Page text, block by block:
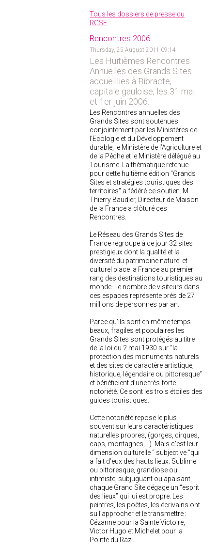
Tous les dossiers de presse du
RGSF
Rencontres 2006
Thursday, 25 August 2011 09:14
Les Huitièmes Rencontres
Annuelles des Grands Sites
accueillies à Bibracte,
capitale gauloise, les 31 mai
et 1er juin 2006.
Les Rencontres annuelles des
Grands Sites sont soutenues
conjointement par les Ministères de
l’Ecologie et du Développement
durable, le Ministère de l’Agriculture et
de la Pêche et le Ministère délégué au
Tourisme. La thématique retenue
pour cette huitième édition "Grands
Sites et stratégies touristiques des
territoires" a fédéré ce soutien. M.
Thierry Baudier, Directeur de Maison
de la France a clôturé ces
Rencontres.
Le Réseau des Grands Sites de
France regroupe à ce jour 32 sites
prestigieux dont la qualité et la
diversité du patrimoine naturel et
culturel place la France au premier
rang des destinations touristiques au
monde. Le nombre de visiteurs dans
ces espaces représente près de 27
millions de personnes par an.
Parce qu’ils sont en même temps
beaux, fragiles et populaires les
Grands Sites sont protégés au titre
de la loi du 2 mai 1930 sur “la
protection des monuments naturels
et des sites de caractère artistique,
historique, légendaire ou pittoresque”
et bénéficient d’une très forte
notoriété. Ce sont les trois étoiles des
guides touristiques.
Cette notoriété repose le plus
souvent sur leurs caractéristiques
naturelles propres, (gorges, cirques,
caps, montagnes,…). Mais c’est leur
dimension culturelle “ subjective ”qui
a fait d’eux des hauts lieux. Sublime
ou pittoresque, grandiose ou
intimiste, subjuguant ou apaisant,
chaque Grand Site dégage un “esprit
des lieux” qui lui est propre. Les
peintres, les poètes, les écrivains ont
su l’approcher et le transmettre :
Cézanne pour la Sainte Victoire,
Victor Hugo et Michelet pour la
Pointe du Raz…